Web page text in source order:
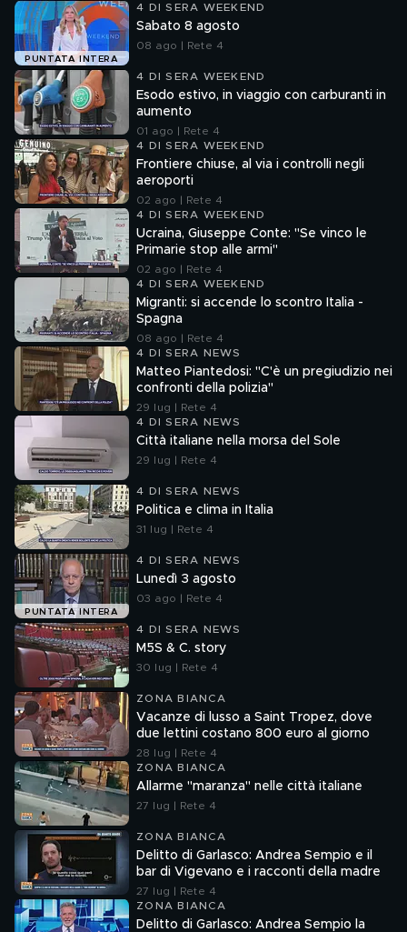
PUNTATA INTERA
4 DI SERA WEEKEND
Sabato 8 agosto
08 ago | Rete 4
4 DI SERA WEEKEND
Esodo estivo, in viaggio con carburanti in
aumento
01 ago | Rete 4
4 DI SERA WEEKEND
Frontiere chiuse, al via i controlli negli
aeroporti
02 ago | Rete 4
4 DI SERA WEEKEND
Ucraina, Giuseppe Conte: "Se vinco le
Primarie stop alle armi"
02 ago | Rete 4
4 DI SERA WEEKEND
Migranti: si accende lo scontro Italia -
Spagna
08 ago | Rete 4
4 DI SERA NEWS
Matteo Piantedosi: "C'è un pregiudizio nei
confronti della polizia"
29 lug | Rete 4
4 DI SERA NEWS
Città italiane nella morsa del Sole
29 lug | Rete 4
4 DI SERA NEWS
Politica e clima in Italia
31 lug | Rete 4
PUNTATA INTERA
4 DI SERA NEWS
Lunedì 3 agosto
03 ago | Rete 4
4 DI SERA NEWS
M5S & C. story
30 lug | Rete 4
ZONA BIANCA
Vacanze di lusso a Saint Tropez, dove
due lettini costano 800 euro al giorno
28 lug | Rete 4
ZONA BIANCA
Allarme "maranza" nelle città italiane
27 lug | Rete 4
ZONA BIANCA
Delitto di Garlasco: Andrea Sempio e il
bar di Vigevano e i racconti della madre
27 lug | Rete 4
ZONA BIANCA
Delitto di Garlasco: Andrea Sempio la